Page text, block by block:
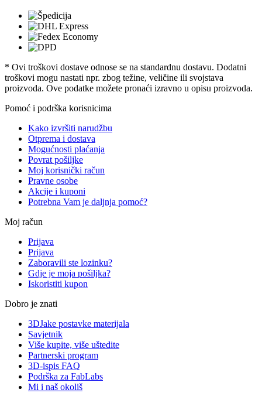
* Ovi troškovi dostave odnose se na standardnu ​​dostavu. Dodatni
troškovi mogu nastati npr. zbog težine, veličine ili svojstava
proizvoda. Ove podatke možete pronaći izravno u opisu proizvoda.
Pomoć i podrška korisnicima
Kako izvršiti narudžbu
Otprema i dostava
Mogućnosti plaćanja
Povrat pošiljke
Moj korisnički račun
Pravne osobe
Akcije i kuponi
Potrebna Vam je daljnja pomoć?
Moj račun
Prijava
Prijava
Zaboravili ste lozinku?
Gdje je moja pošiljka?
Iskoristiti kupon
Dobro je znati
3DJake postavke materijala
Savjetnik
Više kupite, više uštedite
Partnerski program
3D-ispis FAQ
Podrška za FabLabs
Mi i naš okoliš